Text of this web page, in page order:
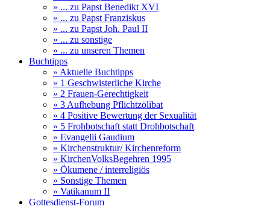
» ... zu Papst Benedikt XVI
» ... zu Papst Franziskus
» ... zu Papst Joh. Paul II
» ... zu sonstige
» ... zu unseren Themen
Buchtipps
» Aktuelle Buchtipps
» 1 Geschwisterliche Kirche
» 2 Frauen-Gerechtigkeit
» 3 Aufhebung Pflichtzölibat
» 4 Positive Bewertung der Sexualität
» 5 Frohbotschaft statt Drohbotschaft
» Evangelii Gaudium
» Kirchenstruktur/ Kirchenreform
» KirchenVolksBegehren 1995
» Ökumene / interreligiös
» Sonstige Themen
» Vatikanum II
Gottesdienst-Forum